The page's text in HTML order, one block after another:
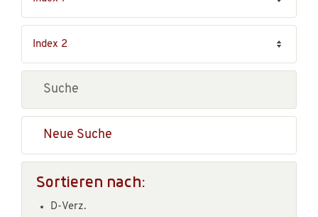
Neue Suche
Sortieren nach:
D-Verz.